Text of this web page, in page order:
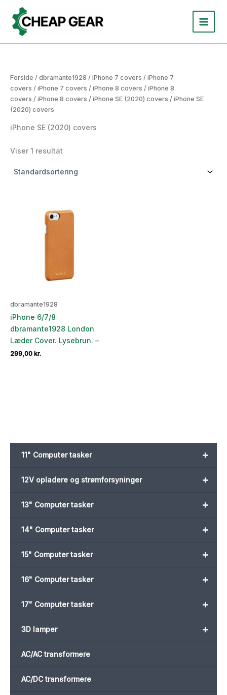
indholdet
+
11" Computer tasker
+
12V opladere og strømforsyninger
+
13" Computer tasker
+
14" Computer tasker
+
15" Computer tasker
+
16" Computer tasker
+
17" Computer tasker
+
3D lamper
AC/AC transformere
AC/DC transformere
Forside / dbramante1928 / iPhone 7 covers / iPhone 7
covers / iPhone 7 covers / iPhone 8 covers / iPhone 8
covers / iPhone 8 covers / iPhone SE (2020) covers / iPhone SE
(2020) covers
iPhone SE (2020) covers
Viser 1 resultat
dbramante1928
iPhone 6/7/8
dbramante1928 London
Læder Cover. Lysebrun. –
299,00 kr.